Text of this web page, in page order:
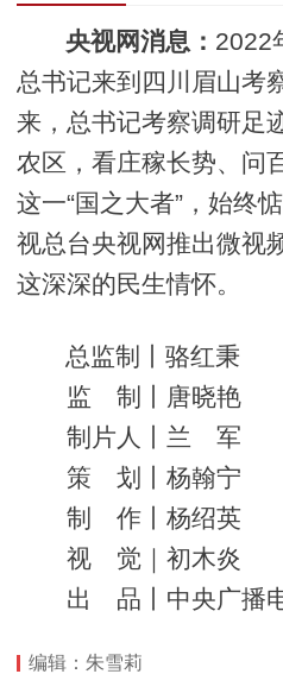
央视网消息： 2022
总书记来到四川眉山考
来，总书记考察调研足
农区，看庄稼长势、问
这一“国之大者”，始终
视总台央视网推出微视
这深深的民生情怀。
总监制丨骆红秉
监 制丨唐晓艳
制片人丨兰 军
策 划丨杨翰宁
制 作丨杨绍英
视 觉｜初木炎
出 品丨中央广播电
编辑：朱雪莉